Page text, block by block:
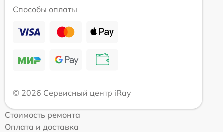
Способы оплаты
© 2026 Сервисный центр iRay
Стоимость ремонта
Оплата и доставка